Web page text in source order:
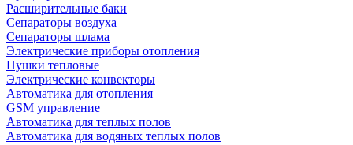
Расширительные баки
Сепараторы воздуха
Сепараторы шлама
Электрические приборы отопления
Пушки тепловые
Электрические конвекторы
Автоматика для отопления
GSM управление
Автоматика для теплых полов
Автоматика для водяных теплых полов